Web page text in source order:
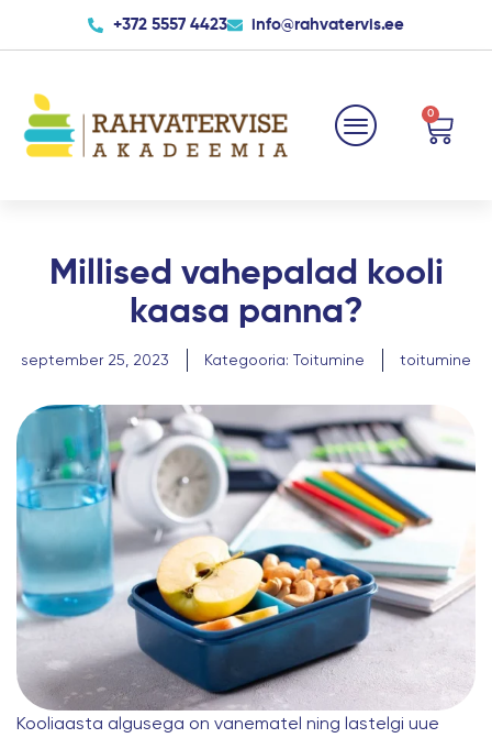
to
+372 5557 4423 info@rahvatervis.ee
0
Cart
Millised vahepalad kooli
kaasa panna?
september 25, 2023 Kategooria: Toitumine toitumine
Kooliaasta algusega on vanematel ning lastelgi uue